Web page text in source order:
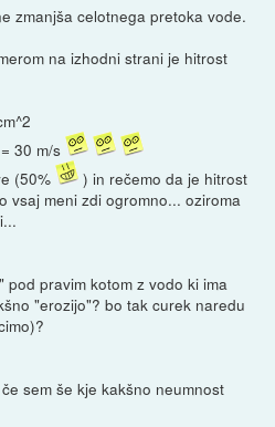
zmanjša celotnega pretoka vode.
na izhodni strani je hitrost
30 m/s
(50%
) in rečemo da je hitrost
vsaj meni zdi ogromno... oziroma
pravim kotom z vodo ki ima
"erozijo"? bo tak curek naredu
sem še kje kakšno neumnost